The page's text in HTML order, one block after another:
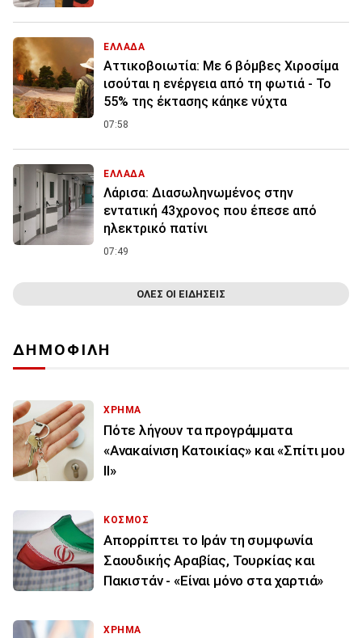
ΕΛΛΑΔΑ
Αττικοβοιωτία: Με 6 βόμβες Χιροσίμα
ισούται η ενέργεια από τη φωτιά - Το
55% της έκτασης κάηκε νύχτα
07:58
ΕΛΛΑΔΑ
Λάρισα: Διασωληνωμένος στην
εντατική 43χρονος που έπεσε από
ηλεκτρικό πατίνι
07:49
ΟΛΕΣ ΟΙ ΕΙΔΗΣΕΙΣ
ΔΗΜΟΦΙΛΗ
ΧΡΗΜΑ
Πότε λήγουν τα προγράμματα
«Ανακαίνιση Κατοικίας» και «Σπίτι μου
ΙΙ»
ΚΟΣΜΟΣ
Απορρίπτει το Ιράν τη συμφωνία
Σαουδικής Αραβίας, Τουρκίας και
Πακιστάν - «Είναι μόνο στα χαρτιά»
ΧΡΗΜΑ